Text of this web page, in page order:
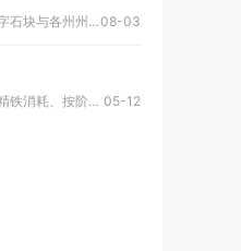
长生劫第三关秦字机关，需要先收集全部雕字石块与各州州印，将九...08-03
触发连城的核心是优先打通官道连接、控制精铁消耗、按阶段铺城链... 05-12